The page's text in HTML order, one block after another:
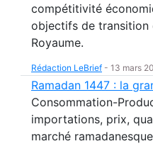
compétitivité
objectifs de transition
Royaume.
Rédaction LeBrief - 13 mars
Ramadan 1447 : la
Consommation-
importations, prix,
marché